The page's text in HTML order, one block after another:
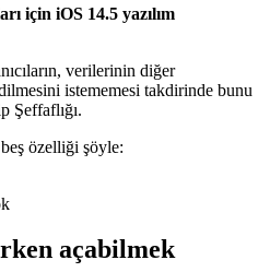
için iOS 14.5 yazılım
verilerinin diğer
istememesi takdirinde bunu
Şeffaflığı.
özelliği şöyle:
açabilmek